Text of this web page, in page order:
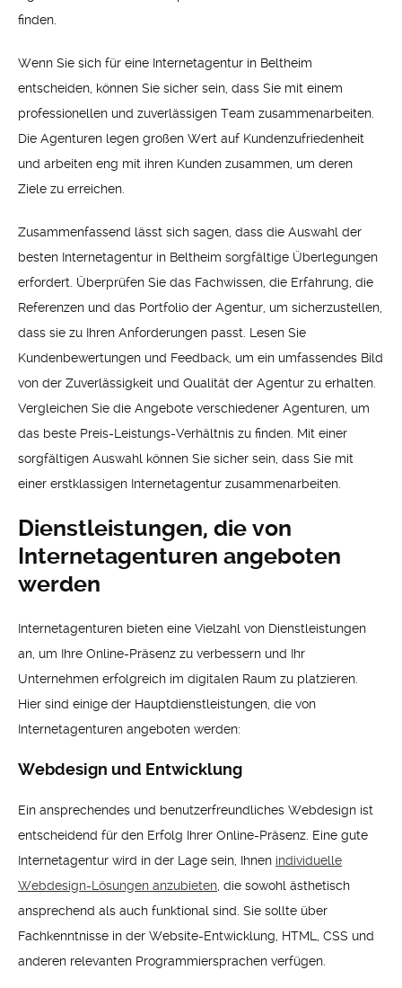
finden.
Wenn Sie sich für eine Internetagentur in Beltheim
entscheiden, können Sie sicher sein, dass Sie mit einem
professionellen und zuverlässigen Team zusammenarbeiten.
Die Agenturen legen großen Wert auf Kundenzufriedenheit
und arbeiten eng mit ihren Kunden zusammen, um deren
Ziele zu erreichen.
Zusammenfassend lässt sich sagen, dass die Auswahl der
besten Internetagentur in Beltheim sorgfältige Überlegungen
erfordert. Überprüfen Sie das Fachwissen, die Erfahrung, die
Referenzen und das Portfolio der Agentur, um sicherzustellen,
dass sie zu Ihren Anforderungen passt. Lesen Sie
Kundenbewertungen und Feedback, um ein umfassendes Bild
von der Zuverlässigkeit und Qualität der Agentur zu erhalten.
Vergleichen Sie die Angebote verschiedener Agenturen, um
das beste Preis-Leistungs-Verhältnis zu finden. Mit einer
sorgfältigen Auswahl können Sie sicher sein, dass Sie mit
einer erstklassigen Internetagentur zusammenarbeiten.
Dienstleistungen, die von
Internetagenturen angeboten
werden
Internetagenturen bieten eine Vielzahl von Dienstleistungen
an, um Ihre Online-Präsenz zu verbessern und Ihr
Unternehmen erfolgreich im digitalen Raum zu platzieren.
Hier sind einige der Hauptdienstleistungen, die von
Internetagenturen angeboten werden:
Webdesign und Entwicklung
Ein ansprechendes und benutzerfreundliches Webdesign ist
entscheidend für den Erfolg Ihrer Online-Präsenz. Eine gute
Internetagentur wird in der Lage sein, Ihnen individuelle
Webdesign-Lösungen anzubieten , die sowohl ästhetisch
ansprechend als auch funktional sind. Sie sollte über
Fachkenntnisse in der Website-Entwicklung, HTML, CSS und
anderen relevanten Programmiersprachen verfügen.